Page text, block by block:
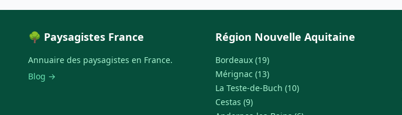
🌳 Paysagistes France
Annuaire des paysagistes en France.
Blog →
Région Nouvelle Aquitaine
Bordeaux (19)
Mérignac (13)
La Teste-de-Buch (10)
Cestas (9)